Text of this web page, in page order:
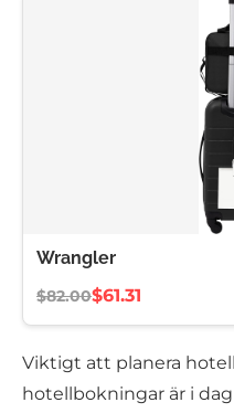
Wrangler
$82.00$61.31
Viktigt att planera
hotellbokningar är i